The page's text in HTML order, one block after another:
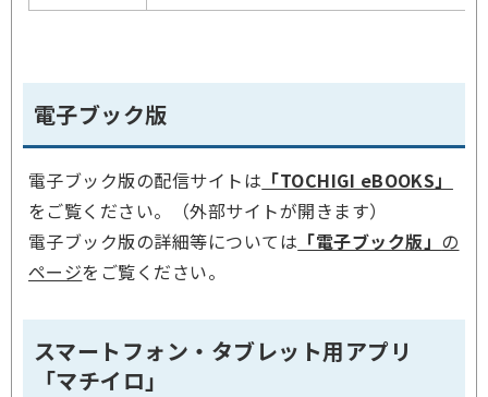
電子ブック版
電子ブック版の配信サイトは 「TOCHIGI eBOOKS」
をご覧ください。（外部サイトが開きます）
電子ブック版の詳細等については 「電子ブック版」 の
ページをご覧ください。
スマートフォン・タブレット用アプリ
「マチイロ」